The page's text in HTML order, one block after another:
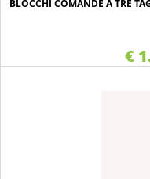
BLOCCHI COMANDE A TRE
€